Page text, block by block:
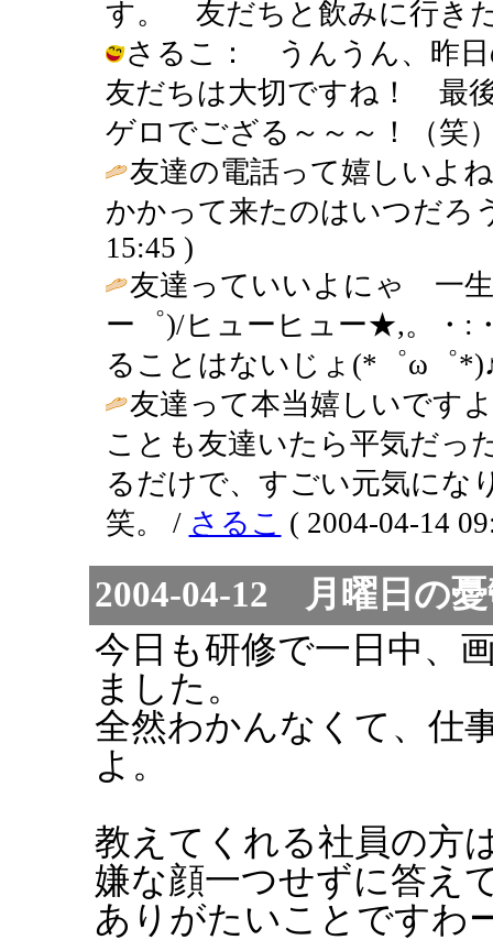
す。 友だちと飲みに行き
さるこ： うんうん、昨
友だちは大切ですね！ 最
ゲロでござる～～～！（笑
友達の電話って嬉しいよ
かかって来たのはいつだろ
15:45 )
友達っていいよにゃ 一
ー゜)/ヒューヒュー★,。・
ることはないじょ(*゜ω゜
友達って本当嬉しいです
ことも友達いたら平気だっ
るだけで、すごい元気にな
笑。 / さるこ ( 2004-04-14
2004-04-12 月曜日の
今日も研修で一日中、
ました。
全然わかんなくて、仕
よ。
教えてくれる社員の方
嫌な顔一つせずに答え
ありがたいことですわ